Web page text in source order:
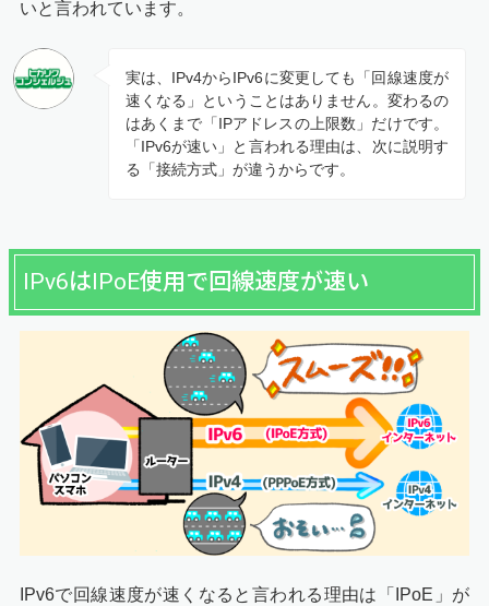
いと言われています。
実は、IPv4からIPv6に変更しても「回線速度が
速くなる」ということはありません。変わるの
はあくまで「IPアドレスの上限数」だけです。
「IPv6が速い」と言われる理由は、次に説明す
る「接続方式」が違うからです。
IPv6はIPoE使用で回線速度が速い
IPv6で回線速度が速くなると言われる理由は「IPoE」が